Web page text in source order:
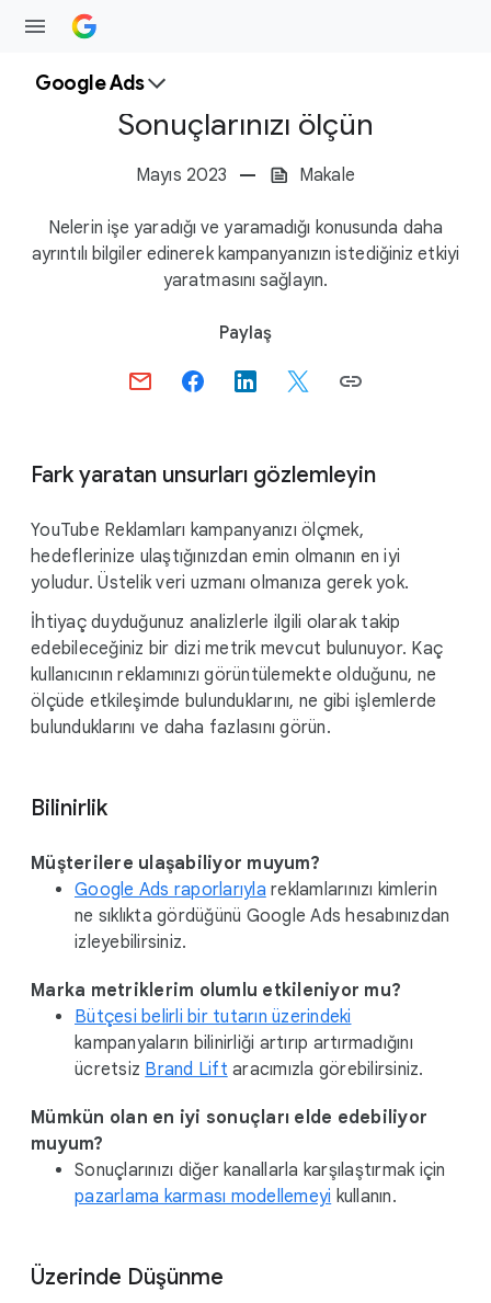
Google Ads
Sonuçlarınızı ölçün
Mayıs 2023 Makale
Nelerin işe yaradığı ve yaramadığı konusunda daha
ayrıntılı bilgiler edinerek kampanyanızın istediğiniz etkiyi
yaratmasını sağlayın.
l
o
d
l
e
Paylaş
Fark yaratan unsurları gözlemleyin
YouTube Reklamları kampanyanızı ölçmek,
hedeflerinize ulaştığınızdan emin olmanın en iyi
yoludur. Üstelik veri uzmanı olmanıza gerek yok.
İhtiyaç duyduğunuz analizlerle ilgili olarak takip
edebileceğiniz bir dizi metrik mevcut bulunuyor. Kaç
kullanıcının reklamınızı görüntülemekte olduğunu, ne
ölçüde etkileşimde bulunduklarını, ne gibi işlemlerde
bulunduklarını ve daha fazlasını görün.
Bilinirlik
Müşterilere ulaşabiliyor muyum?
Google Ads raporlarıyla reklamlarınızı kimlerin
ne sıklıkta gördüğünü Google Ads hesabınızdan
izleyebilirsiniz.
Marka metriklerim olumlu etkileniyor mu?
Bütçesi belirli bir tutarın üzerindeki
kampanyaların bilinirliği artırıp artırmadığını
ücretsiz Brand Lift aracımızla görebilirsiniz.
Mümkün olan en iyi sonuçları elde edebiliyor
muyum?
Sonuçlarınızı diğer kanallarla karşılaştırmak için
pazarlama karması modellemeyi kullanın.
Üzerinde Düşünme